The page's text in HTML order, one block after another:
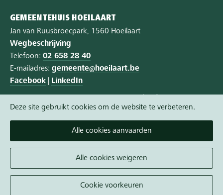
GEMEENTEHUIS HOEILAART
Jan van Ruusbroecpark, 1560 Hoeilaart
Wegbeschrijving
Telefoon: 02 658 28 40
E-mailadres: gemeente@hoeilaart.be
Facebook
LinkedIn
Vandaag gesloten
Morgen open van 8:15 tot 12:00
Alle openingsuren
Deze site gebruikt cookies om de website te verbeteren.
Cookie voorkeuren
Alle cookies weigeren
Alle cookies aanvaarden